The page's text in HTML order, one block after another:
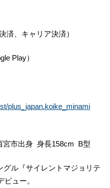
済、キャリア決済）
Play）
plus_japan.koike_minami
宮市出身 身長158cm B型
グル『サイレントマジョリテ
ュー。